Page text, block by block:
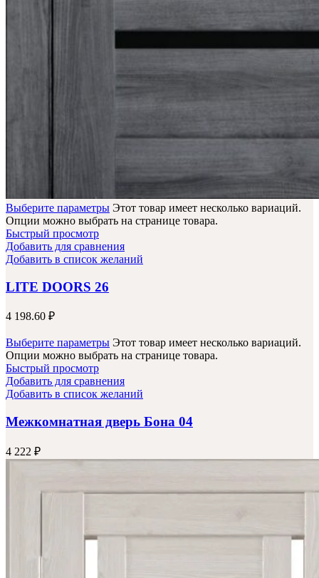
Выберите параметры Этот товар имеет несколько вариаций.
Опции можно выбрать на странице товара.
Быстрый просмотр
Добавить для сравнения
Добавить в список желаний
LITE DOORS 26
4 198.60 ₽
Выберите параметры Этот товар имеет несколько вариаций.
Опции можно выбрать на странице товара.
Быстрый просмотр
Добавить для сравнения
Добавить в список желаний
Межкомнатная дверь Бона 04
4 222 ₽